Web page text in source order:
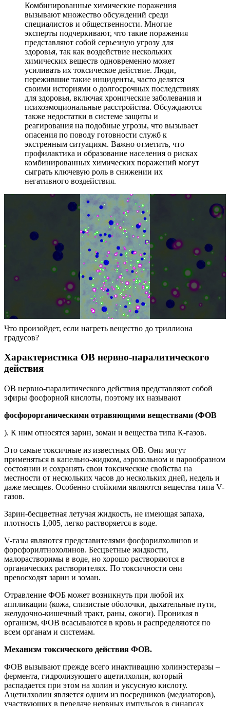
Комбинированные химические поражения
вызывают множество обсуждений среди
специалистов и общественности. Многие
эксперты подчеркивают, что такие поражения
представляют собой серьезную угрозу для
здоровья, так как воздействие нескольких
химических веществ одновременно может
усиливать их токсическое действие. Люди,
пережившие такие инциденты, часто делятся
своими историями о долгосрочных последствиях
для здоровья, включая хронические заболевания и
психоэмоциональные расстройства. Обсуждаются
также недостатки в системе защиты и
реагирования на подобные угрозы, что вызывает
опасения по поводу готовности служб к
экстренным ситуациям. Важно отметить, что
профилактика и образование населения о рисках
комбинированных химических поражений могут
сыграть ключевую роль в снижении их
негативного воздействия.
Что произойдет, если нагреть вещество до триллиона
градусов?
Характеристика ОВ нервно-паралитического
действия
ОВ нервно-паралитического действия представляют собой
эфиры фосфорной кислоты, поэтому их называют
фосфорорганическими отравяющими веществами (ФОВ
). К ним относятся зарин, зоман и вещества типа К-газов.
Это самые токсичные из известных ОВ. Они могут
применяться в капельно-жидком, аэрозольном и парообразном
состоянии и сохранять свои токсические свойства на
местности от нескольких часов до нескольких дней, недель и
даже месяцев. Особенно стойкими являются вещества типа V-
газов.
Зарин-бесцветная летучая жидкость, не имеющая запаха,
плотность 1,005, легко растворяется в воде.
V-газы являются представителями фосфорилхолинов и
форсфорилтнохолинов. Бесцветные жидкости,
малорастворимы в воде, но хорошо растворяются в
органических растворителях. По токсичности они
превосходят зарин и зоман.
Отравление ФОБ может возникнуть при любой их
аппликации (кожа, слизистые оболочки, дыхательные пути,
желудочно-кишечный тракт, раны, ожоги). Проникая в
организм, ФОВ всасываются в кровь и распределяются по
всем органам и системам.
Механизм токсического действия ФОВ.
ФОВ вызывают прежде всего инактивацию холинэстеразы –
фермента, гидролизующего ацетилхолин, который
распадается при этом на холин и уксусную кислоту.
Ацетилхолин является одним из посредников (медиаторов),
участвующих в передаче нервных импульсов в синапсах